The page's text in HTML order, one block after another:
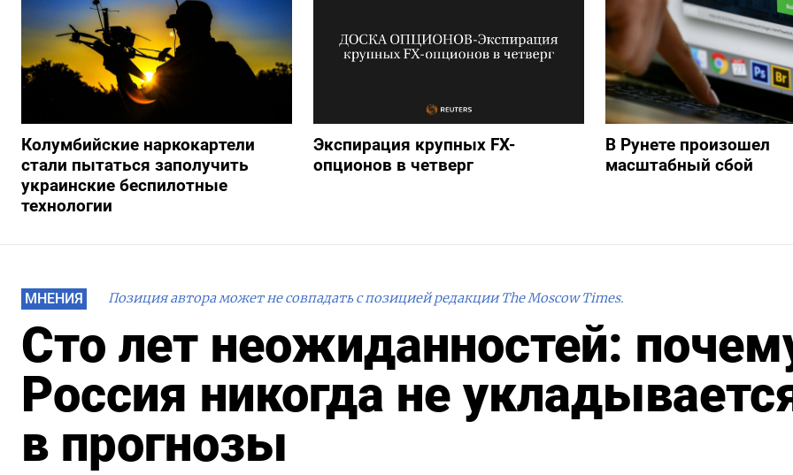
Колумбийские наркокартели
стали пытаться заполучить
украинские беспилотные
технологии
Экспирация крупных FX-
опционов в четверг
В Рунете произошел
масштабный сбой
МНЕНИЯ Позиция автора может не совпадать с позицией редакции The Moscow Times.
Сто лет неожиданностей:
Россия никогда не
в прогнозы